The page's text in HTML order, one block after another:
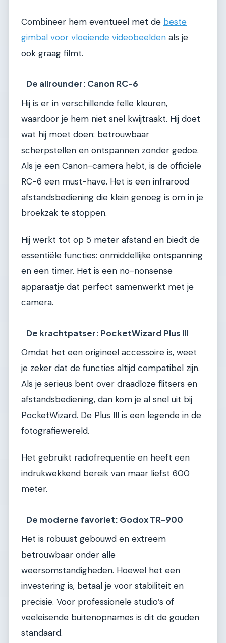
Combineer hem eventueel met de beste
gimbal voor vloeiende videobeelden als je
ook graag filmt.
De allrounder: Canon RC-6
Hij is er in verschillende felle kleuren,
waardoor je hem niet snel kwijtraakt. Hij doet
wat hij moet doen: betrouwbaar
scherpstellen en ontspannen zonder gedoe.
Als je een Canon-camera hebt, is de officiële
RC-6 een must-have. Het is een infrarood
afstandsbediening die klein genoeg is om in je
broekzak te stoppen.
Hij werkt tot op 5 meter afstand en biedt de
essentiële functies: onmiddellijke ontspanning
en een timer. Het is een no-nonsense
apparaatje dat perfect samenwerkt met je
camera.
De krachtpatser: PocketWizard Plus III
Omdat het een origineel accessoire is, weet
je zeker dat de functies altijd compatibel zijn.
Als je serieus bent over draadloze flitsers en
afstandsbediening, dan kom je al snel uit bij
PocketWizard. De Plus III is een legende in de
fotografiewereld.
Het gebruikt radiofrequentie en heeft een
indrukwekkend bereik van maar liefst 600
meter.
De moderne favoriet: Godox TR-900
Het is robuust gebouwd en extreem
betrouwbaar onder alle
weersomstandigheden. Hoewel het een
investering is, betaal je voor stabiliteit en
precisie. Voor professionele studio’s of
veeleisende buitenopnames is dit de gouden
standaard.